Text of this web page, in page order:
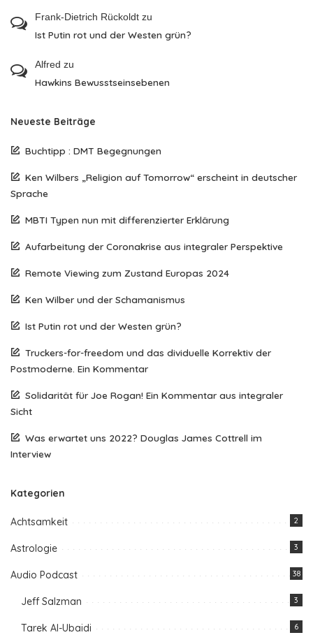
Frank-Dietrich Rückoldt zu
Ist Putin rot und der Westen grün?
Alfred zu
Hawkins Bewusstseinsebenen
Neueste Beiträge
Buchtipp : DMT Begegnungen
Ken Wilbers „Religion auf Tomorrow“ erscheint in deutscher
Sprache
MBTI Typen nun mit differenzierter Erklärung
Aufarbeitung der Coronakrise aus integraler Perspektive
Remote Viewing zum Zustand Europas 2024
Ken Wilber und der Schamanismus
Ist Putin rot und der Westen grün?
Truckers-for-freedom und das dividuelle Korrektiv der
Postmoderne. Ein Kommentar
Solidarität für Joe Rogan! Ein Kommentar aus integraler
Sicht
Was erwartet uns 2022? Douglas James Cottrell im
Interview
Kategorien
Achtsamkeit 2
Astrologie 3
Audio Podcast 38
Jeff Salzman 3
Tarek Al-Ubaidi 6